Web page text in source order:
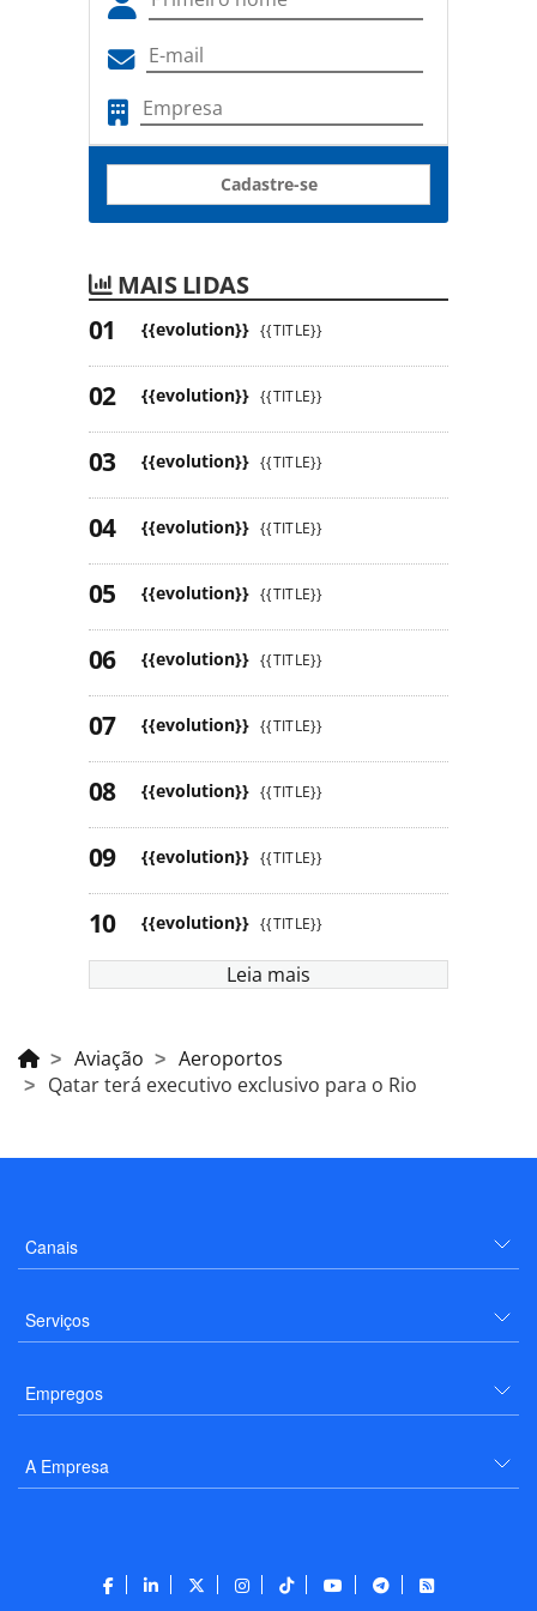
Cadastre-se
MAIS LIDAS
{{evolution}} {{TITLE}}
{{evolution}} {{TITLE}}
{{evolution}} {{TITLE}}
{{evolution}} {{TITLE}}
{{evolution}} {{TITLE}}
{{evolution}} {{TITLE}}
{{evolution}} {{TITLE}}
{{evolution}} {{TITLE}}
{{evolution}} {{TITLE}}
{{evolution}} {{TITLE}}
Leia mais
Aviação
Aeroportos
Qatar terá executivo exclusivo para o Rio
Canais
Serviços
Empregos
A Empresa